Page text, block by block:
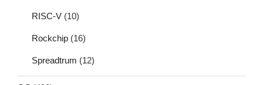
RISC-V (10)
Rockchip (16)
Spreadtrum (12)